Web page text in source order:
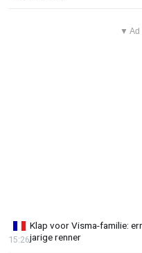
▼ Ad
Klap voor Visma-familie:
jarige renner
15:26